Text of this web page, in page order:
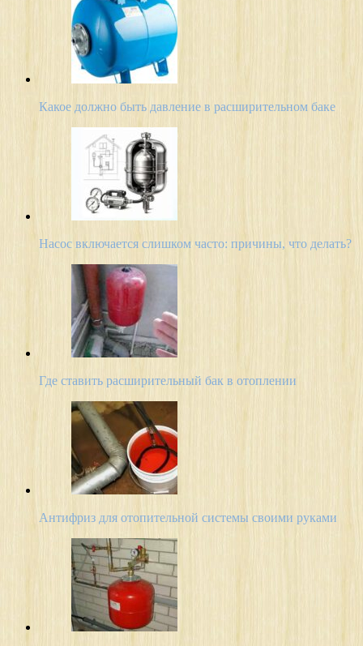
Какое должно быть давление в расширительном баке
Насос включается слишком часто: причины, что делать?
Где ставить расширительный бак в отоплении
Антифриз для отопительной системы своими руками